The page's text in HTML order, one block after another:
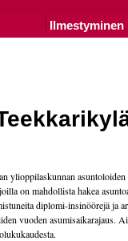
Ilmestyminen
ylioppilaskunnan asuntoloiden
on mahdollista hakea
diplomi-insinöörejä ja
vuoden asumisaikarajaus.